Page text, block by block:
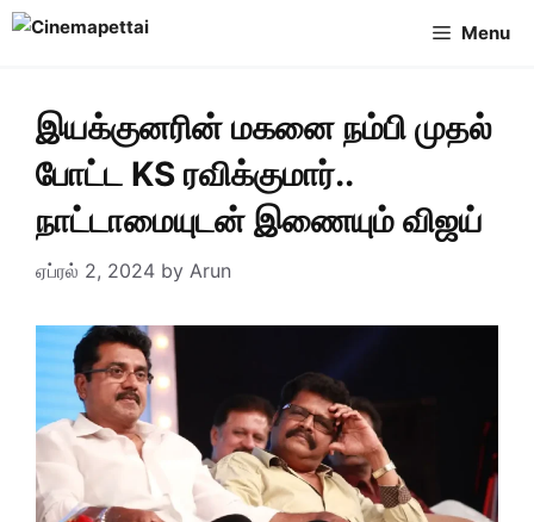
Skip
Menu
இயக்குனரின் மகனை நம்பி முதல்
போட்ட KS ரவிக்குமார்..
நாட்டாமையுடன் இணையும் விஜய்
ஏப்ரல் 2, 2024 by Arun